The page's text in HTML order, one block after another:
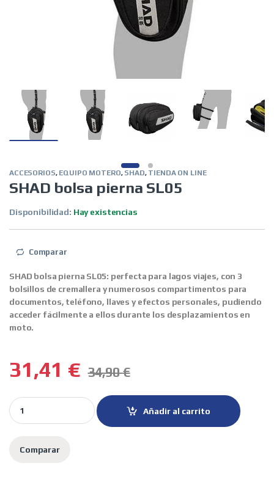
ACCESORIOS, EQUIPO MOTERO, SHAD, TIENDA ON LINE
SHAD bolsa pierna SL05
Disponibilidad: Hay existencias
Comparar
SHAD bolsa pierna SL05: perfecta para lagos viajes, con 3
bolsillos de cremallera y numerosos compartimentos para
documentos, teléfono, llaves y efectos personales, pudiendo
acceder fácilmente a ellos durante los desplazamientos en
moto.
31,41 € 34,90€
SHAD bolsa pierna SL05 quantity
Añadir al carrito
Comparar